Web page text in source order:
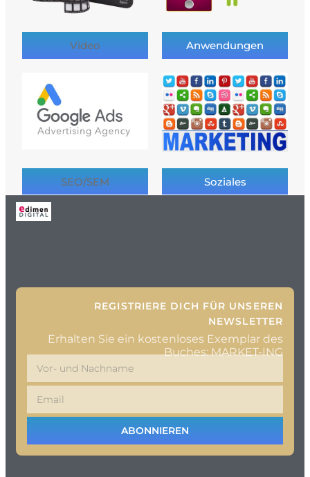
Video Anwendungen
SEO/SEM Soziales
REGISTRIERE DICH FÜR UNSEREN
NEWSLETTER
Erhalten Sie ein kostenloses Exemplar des
Buches: MARKET-ING
ABONNIEREN